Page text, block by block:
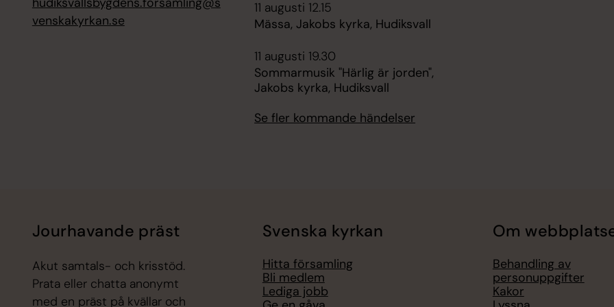
venskakyrkan.se
11 augusti 12.15
Mässa, Jakobs kyrka, Hudiksvall
11 augusti 19.30
Sommarmusik "Härlig är jorden",
Jakobs kyrka, Hudiksvall
Se fler kommande händelser
Jourhavande präst
Akut samtals- och krisstöd.
Prata eller chatta anonymt
med en präst på kvällar och
Svenska kyrkan
Hitta församling
Bli medlem
Lediga jobb
Om
Behandling av
personuppgifter
Kakor